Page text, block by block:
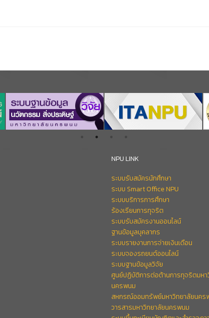
NPU LINK
ระบบรับสมัครนักศึกษา
ระบบ Smart Office NPU
ระบบบริการการศึกษา
ร้องเรียนการทุจริต
ระบบรับสมัครงานออนไลน์
ฐานข้อมูลบุคลากร
ระบบรายงานการจ่ายเงินเดือน
ระบบจองรถยนต์ออนไลน์
ระบบฐานข้อมูลวิจัย
ศูนย์ปฏิบัติการต่อต้านการทุจริตมหา
นครพนม
สหกรณ์ออมทรัพย์มหาวิทยาลัยนคร
วารสารมหาวิทยาลัยนครพนม